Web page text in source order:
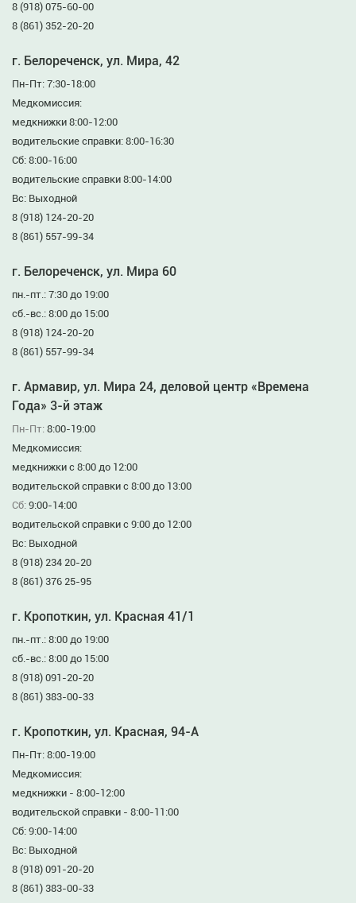
8 (918) 075-60-00
8 (861) 352-20-20
г. Белореченск, ул. Мира, 42
Пн-Пт: 7:30-18:00
Медкомиссия:
медкнижки 8:00-12:00
водительские справки: 8:00-16:30
Сб: 8:00-16:00
водительские справки 8:00-14:00
Вс: Выходной
8 (918) 124-20-20
8 (861) 557-99-34
г. Белореченск, ул. Мира 60
пн.-пт.: 7:30 до 19:00
сб.-вс.: 8:00 до 15:00
8 (918) 124-20-20
8 (861) 557-99-34
г. Армавир, ул. Мира 24, деловой центр «Времена
Года» 3-й этаж
Пн-Пт: 8:00-19:00
Медкомиссия:
медкнижки с 8:00 до 12:00
водительской справки с 8:00 до 13:00
Сб: 9:00-14:00
водительской справки с 9:00 до 12:00
Вс: Выходной
8 (918) 234 20-20
8 (861) 376 25-95
г. Кропоткин, ул. Красная 41/1
пн.-пт.: 8:00 до 19:00
сб.-вс.: 8:00 до 15:00
8 (918) 091-20-20
8 (861) 383-00-33
г. Кропоткин, ул. Красная, 94-А
Пн-Пт: 8:00-19:00
Медкомиссия:
медкнижки - 8:00-12:00
водительской справки - 8:00-11:00
Сб: 9:00-14:00
Вс: Выходной
8 (918) 091-20-20
8 (861) 383-00-33